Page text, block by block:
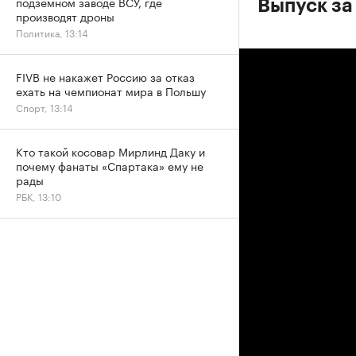
Выпуск
производят дроны
Политика, 13:14
FIVB не накажет Россию за отказ
ехать на чемпионат мира в Польшу
Спорт, 13:14
Кто такой косовар Мирлинд Даку и
почему фанаты «Спартака» ему не
рады
РБК, 13:10